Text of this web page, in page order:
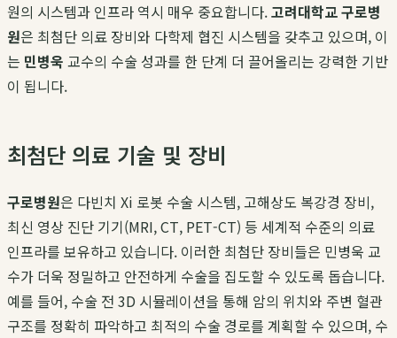
원의 시스템과 인프라 역시 매우 중요합니다.고려대학교 구로병
원은 최첨단 의료 장비와 다학제 협진 시스템을 갖추고 있으며, 이
는 민병욱 교수의 수술 성과를 한 단계 더 끌어올리는 강력한 기반
이 됩니다.
최첨단 의료 기술 및 장비
구로병원은 다빈치 Xi 로봇 수술 시스템, 고해상도 복강경 장비,
최신 영상 진단 기기(MRI, CT, PET-CT) 등 세계적 수준의 의료
인프라를 보유하고 있습니다. 이러한 최첨단 장비들은 민병욱 교
수가 더욱 정밀하고 안전하게 수술을 집도할 수 있도록 돕습니다.
예를 들어, 수술 전 3D 시뮬레이션을 통해 암의 위치와 주변 혈관
구조를 정확히 파악하고 최적의 수술 경로를 계획할 수 있으며, 수